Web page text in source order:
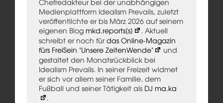
Medienplattform Idealism Prevails, zuletzt
veröffentlichte er bis März 2026 auf seinem
eigenen Blog mkd.reports[s]
. Aktuell
schreibt er noch für das Online-Magazin
fürs FreiSein "Unsere ZeitenWende"
und
gestaltet den Monatsrückblick bei
Idealism Prevails. In seiner Freizeit widmet
er sich vor allem seiner Familie, dem
Fußball und seiner Tätigkeit als DJ ma.ka
.